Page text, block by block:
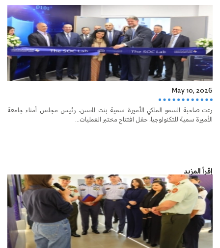
May 10, 2026
رعت صاحبة السمو الملكي الأميرة سمية بنت الحسن، رئيس مجلس أمناء جامعة
الأميرة سمية للتكنولوجيا، حفل افتتاح مختبر العمليات...
إقرأ المزيد